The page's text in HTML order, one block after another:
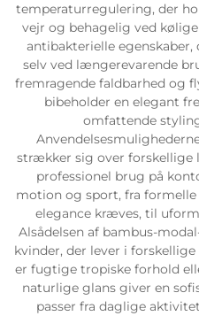
temperaturregulering, der
vejr og behagelig ved
antibakterielle
selv ved længerevarende
fremragende faldbarhed og
bibeholder en elegant
omfattende
strækker sig over forskellige
professionel brug på
motion og sport, fra
elegance kræves, til
Alsådelsen af bambus-
kvinder, der lever i
er fugtige tropiske forhold
naturlige glans giver en
passer fra daglige